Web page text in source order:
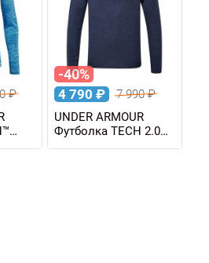
₽
-40%
4 790 ₽ 7 990₽
UNDER ARMOUR
Футболка TECH 2.0
LS 1/2 ZIP мужская